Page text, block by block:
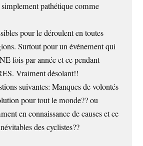
pathétique comme
pour le déroulent en toutes
Surtout pour un événement qui
fois par année et ce pendant
Vraiment désolant!!
suivantes: Manques de volontés
pour tout le monde?? ou
en connaissance de causes et ce
des cyclistes??